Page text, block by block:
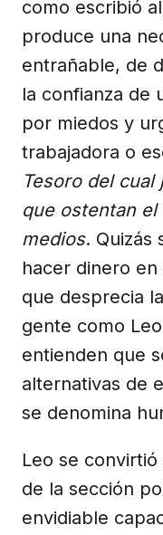
como escribió
produce una
entrañable, de
la confianza de
por miedos y
trabajadora o
Tesoro del cual
que ostentan
medios. Quizás
hacer dinero
que desprecia
gente como
entienden que
alternativas de
se denomina
Leo se
de la sección
envidiable